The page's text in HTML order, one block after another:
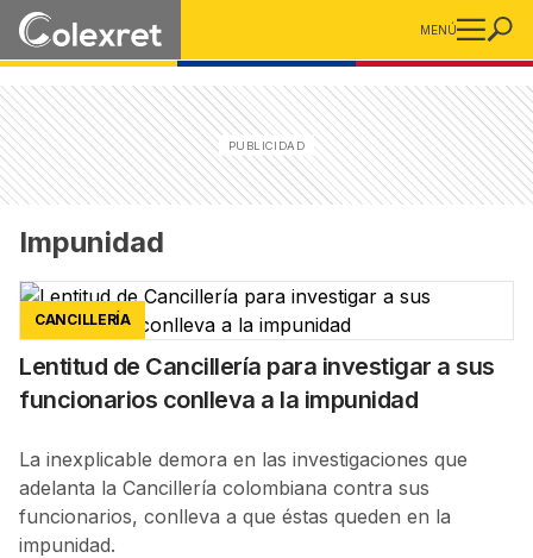
MENÚ
Impunidad
CANCILLERÍA
Lentitud de Cancillería para investigar a sus
funcionarios conlleva a la impunidad
La inexplicable demora en las investigaciones que
adelanta la Cancillería colombiana contra sus
funcionarios, conlleva a que éstas queden en la
impunidad.